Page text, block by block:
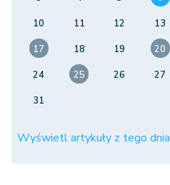
10
11 12 13
17
18 19 20
24
25 26 27
31
Wyświetl artykuły z tego dnia